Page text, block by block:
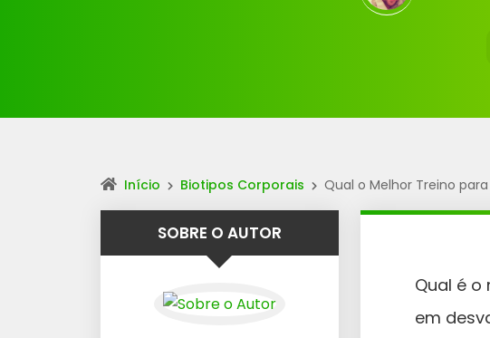
Início Biotipos Corporais Qual o Melhor Treino
Qual é o
em
SOBRE O AUTOR